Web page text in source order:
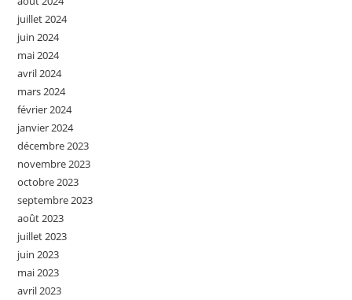
juillet 2024
juin 2024
mai 2024
avril 2024
mars 2024
février 2024
janvier 2024
décembre 2023
novembre 2023
octobre 2023
septembre 2023
août 2023
juillet 2023
juin 2023
mai 2023
avril 2023